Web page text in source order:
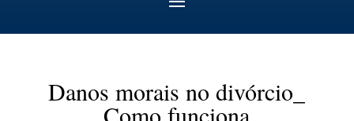
Danos morais no divórcio_
Como funciona